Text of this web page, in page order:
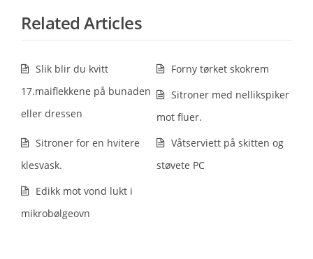
Related Articles
Slik blir du kvitt
17.maiflekkene på bunaden
eller dressen
Forny tørket skokrem
Sitroner med nellikspiker
mot fluer.
Sitroner for en hvitere
klesvask.
Våtserviett på skitten og
støvete PC
Edikk mot vond lukt i
mikrobølgeovn